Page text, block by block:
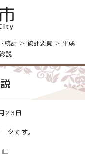
・統計 > 統計要覧 >平成
説
23日
です。